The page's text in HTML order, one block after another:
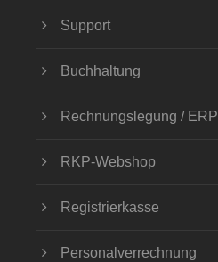
Support
Buchhaltung
Rechnungslegung / ERP
RKP-Webshop
Registrierkasse
Personalverrechnung